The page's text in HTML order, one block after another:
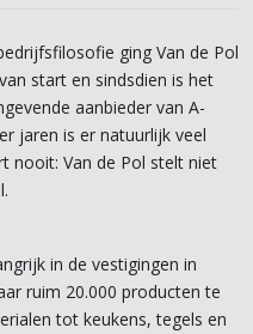
ging Van de Pol
start en sindsdien is het
aanbieder van A-
jaren is er natuurlijk veel
nooit: Van de Pol stelt niet
in de vestigingen in
ruim 20.000 producten te
tot keukens, tegels en